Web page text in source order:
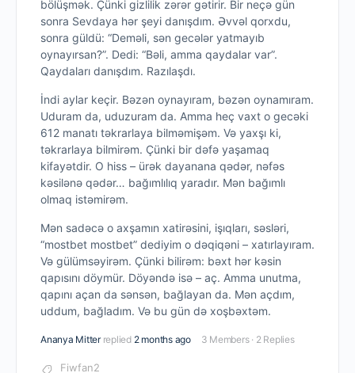
bölüşmək. Çünki gizlilik zərər gətirir. Bir neçə gün
sonra Sevdaya hər şeyi danışdım. Əvvəl qorxdu,
sonra güldü: “Deməli, sən gecələr yatmayıb
oynayırsan?”. Dedi: “Bəli, amma qaydalar var”.
Qaydaları danışdım. Razılaşdı.
İndi aylar keçir. Bəzən oynayıram, bəzən oynamıram.
Uduram da, uduzuram da. Amma heç vaxt o gecəki
612 manatı təkrarlaya bilməmişəm. Və yaxşı ki,
təkrarlaya bilmirəm. Çünki bir dəfə yaşamaq
kifayətdir. O hiss – ürək dayanana qədər, nəfəs
kəsilənə qədər… bağımlılıq yaradır. Mən bağımlı
olmaq istəmirəm.
Mən sadəcə o axşamın xatirəsini, işıqları, səsləri,
“mostbet mostbet” dediyim o dəqiqəni – xatırlayıram.
Və gülümsəyirəm. Çünki bilirəm: bəxt hər kəsin
qapısını döymür. Döyəndə isə – aç. Amma unutma,
qapını açan da sənsən, bağlayan da. Mən açdım,
uddum, bağladım. Və bu gün də xoşbəxtəm.
Ananya Mitter replied 2 months ago 3 Members · 2 Replies
Fiwfan2